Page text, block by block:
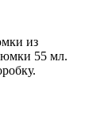
из
55 мл.